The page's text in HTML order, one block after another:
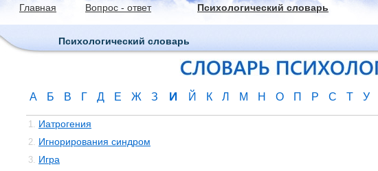
Главная Вопрос - ответ Психологический словарь
Психологический словарь
А Б В Г Д Е Ж З И Й К Л М Н О П Р С Т У
1. Иатрогения
2. Игнорирования синдром
3. Игра